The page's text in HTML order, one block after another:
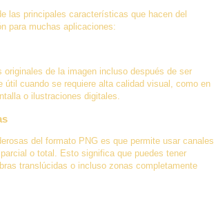
las principales características que hacen del
para muchas aplicaciones:
de la imagen incluso después de ser
cuando se requiere alta calidad visual, como en
o ilustraciones digitales.
del formato PNG es que permite usar canales
o total. Esto significa que puedes tener
translúcidas o incluso zonas completamente